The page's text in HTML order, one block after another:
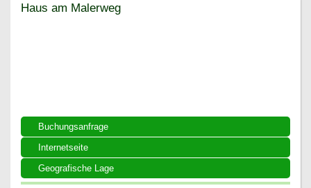
Haus am Malerweg
Buchungsanfrage
Internetseite
Geografische Lage
Haus am Malerweg